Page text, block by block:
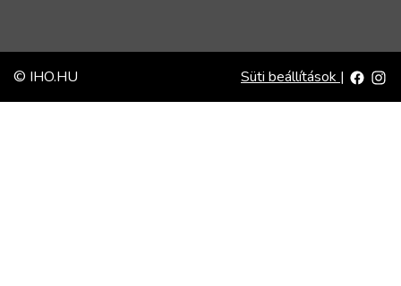
© IHO.HU Süti beállítások |